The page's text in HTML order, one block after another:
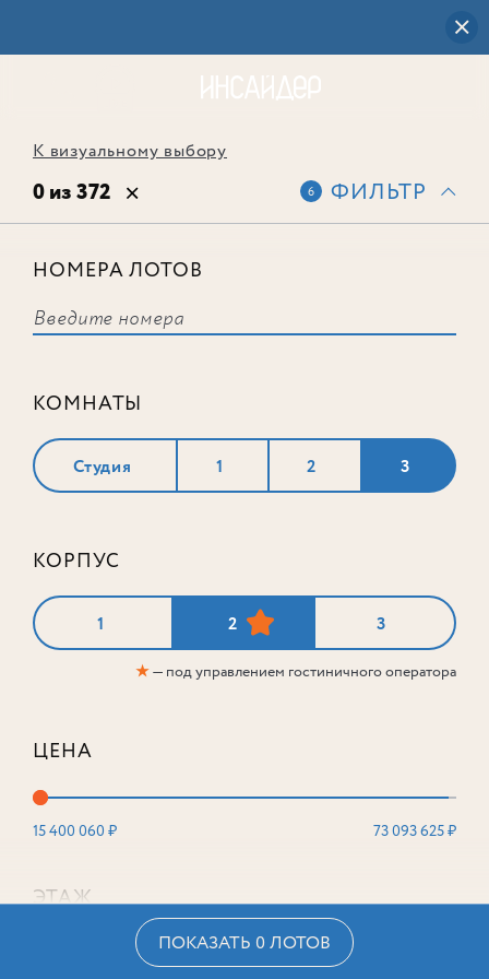
К визуальному выбору
0 из 372 6 ФИЛЬТР
НОМЕРА ЛОТОВ
КОМНАТЫ
Студия 1 2 3
КОРПУС
1 2 3
★— под управлением гостиничного оператора
ЦЕНА
15 400 060 ₽ 73 093 625 ₽
ЭТАЖ
ПОКАЗАТЬ 0 ЛОТОВ
соответствует ни одного лота